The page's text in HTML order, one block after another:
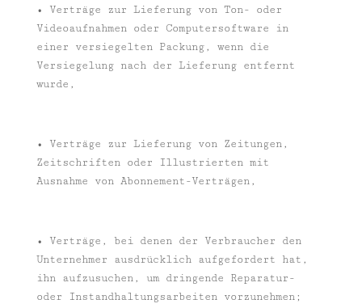
• Verträge zur Lieferung von Ton- oder
Videoaufnahmen oder Computersoftware in
einer versiegelten Packung, wenn die
Versiegelung nach der Lieferung entfernt
wurde,
• Verträge zur Lieferung von Zeitungen,
Zeitschriften oder Illustrierten mit
Ausnahme von Abonnement-Verträgen,
• Verträge, bei denen der Verbraucher den
Unternehmer ausdrücklich aufgefordert hat,
ihn aufzusuchen, um dringende Reparatur-
oder Instandhaltungsarbeiten vorzunehmen;